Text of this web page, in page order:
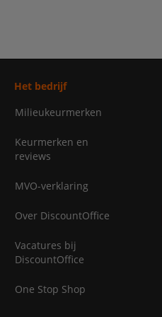
Het bedrijf
Milieukeurmerken
Keurmerken en
reviews
MVO-verklaring
Over DiscountOffice
Vacatures bij
DiscountOffice
One Stop Shop